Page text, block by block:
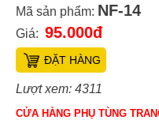
Mã sản phẩm: NF-14
Giá: 95.000đ
ĐẶT HÀNG
Lượt xem: 4311
CỬA HÀNG PHỤ TÙNG